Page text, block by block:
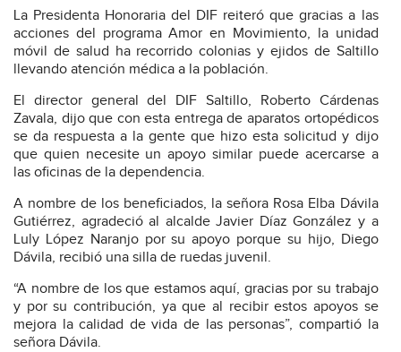
La Presidenta Honoraria del DIF reiteró que gracias a las
acciones del programa Amor en Movimiento, la unidad
móvil de salud ha recorrido colonias y ejidos de Saltillo
llevando atención médica a la población.
El director general del DIF Saltillo, Roberto Cárdenas
Zavala, dijo que con esta entrega de aparatos ortopédicos
se da respuesta a la gente que hizo esta solicitud y dijo
que quien necesite un apoyo similar puede acercarse a
las oficinas de la dependencia.
A nombre de los beneficiados, la señora Rosa Elba Dávila
Gutiérrez, agradeció al alcalde Javier Díaz González y a
Luly López Naranjo por su apoyo porque su hijo, Diego
Dávila, recibió una silla de ruedas juvenil.
“A nombre de los que estamos aquí, gracias por su trabajo
y por su contribución, ya que al recibir estos apoyos se
mejora la calidad de vida de las personas”, compartió la
señora Dávila.